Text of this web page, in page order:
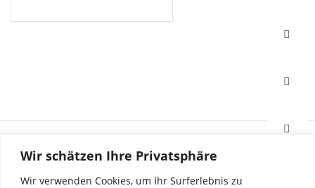
Wir schätzen Ihre Privatsphäre
Wir verwenden Cookies, um Ihr Surferlebnis zu
Weißinger Straße 16